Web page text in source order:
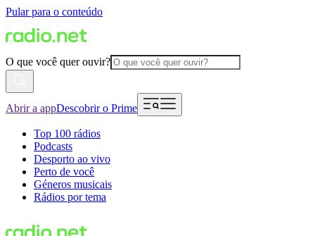
Pular para o conteúdo
O que você quer ouvir?
Abrir a appDescobrir o Prime
Top 100 rádios
Podcasts
Desporto ao vivo
Perto de você
Géneros musicais
Rádios por tema